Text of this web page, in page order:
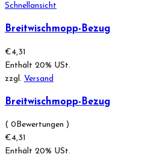
Schnellansicht
Breitwischmopp-Bezug
€4,31
Enthält 20% USt.
zzgl. Versand
Breitwischmopp-Bezug
( 0Bewertungen )
€4,31
Enthält 20% USt.